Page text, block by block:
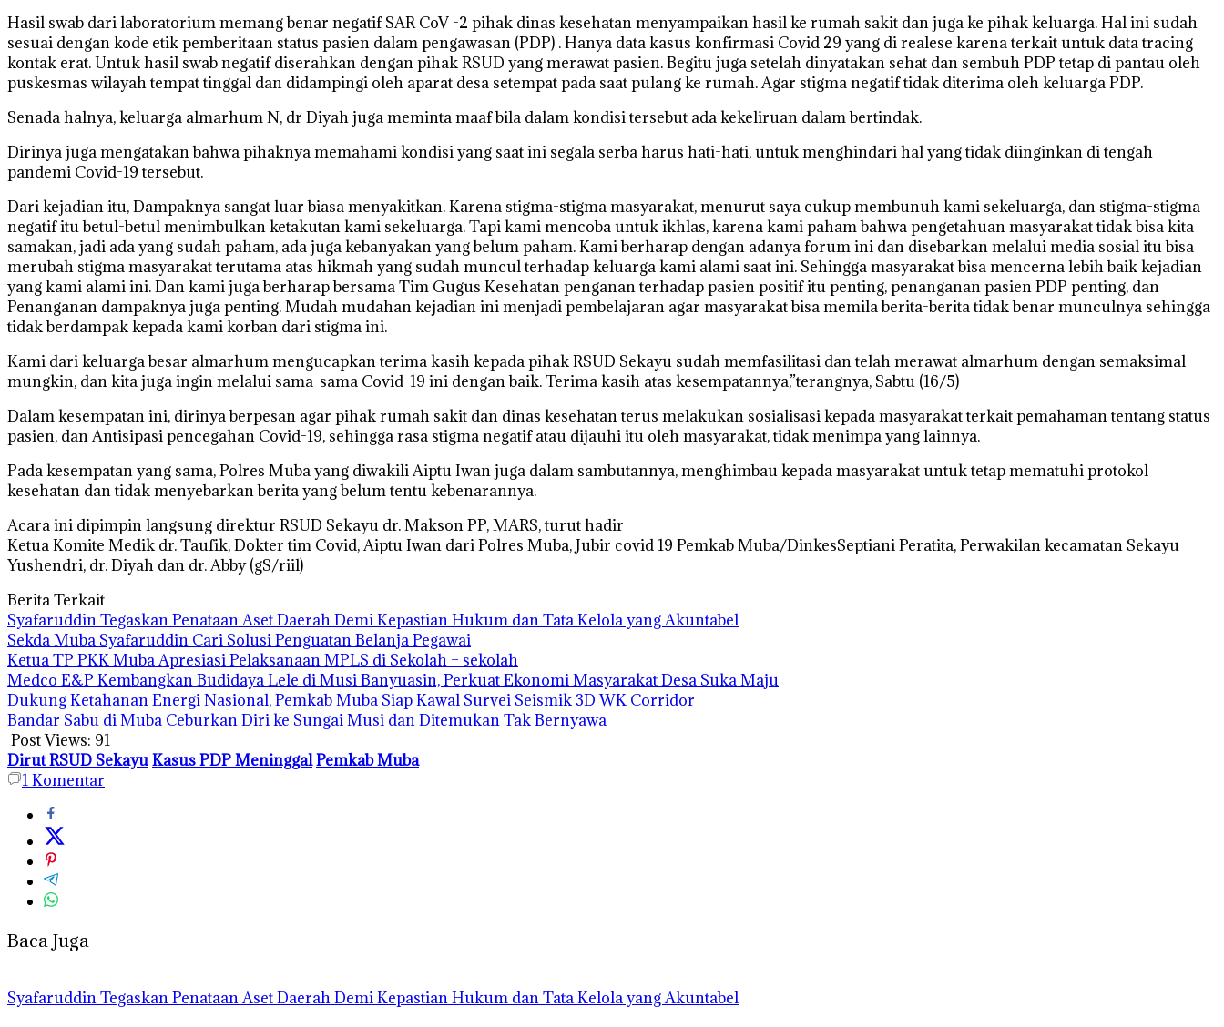
Hasil swab dari laboratorium memang benar negatif SAR CoV -2 pihak dinas kesehatan menyampaikan hasil ke rumah sakit dan juga ke pihak keluarga. Hal ini sudah
sesuai dengan kode etik pemberitaan status pasien dalam pengawasan (PDP) . Hanya data kasus konfirmasi Covid 29 yang di realese karena terkait untuk data tracing
kontak erat. Untuk hasil swab negatif diserahkan dengan pihak RSUD yang merawat pasien. Begitu juga setelah dinyatakan sehat dan sembuh PDP tetap di pantau oleh
puskesmas wilayah tempat tinggal dan didampingi oleh aparat desa setempat pada saat pulang ke rumah. Agar stigma negatif tidak diterima oleh keluarga PDP.
Senada halnya, keluarga almarhum N, dr Diyah juga meminta maaf bila dalam kondisi tersebut ada kekeliruan dalam bertindak.
Dirinya juga mengatakan bahwa pihaknya memahami kondisi yang saat ini segala serba harus hati-hati, untuk menghindari hal yang tidak diinginkan di tengah
pandemi Covid-19 tersebut.
Dari kejadian itu, Dampaknya sangat luar biasa menyakitkan. Karena stigma-stigma masyarakat, menurut saya cukup membunuh kami sekeluarga, dan stigma-stigma
negatif itu betul-betul menimbulkan ketakutan kami sekeluarga. Tapi kami mencoba untuk ikhlas, karena kami paham bahwa pengetahuan masyarakat tidak bisa kita
samakan, jadi ada yang sudah paham, ada juga kebanyakan yang belum paham. Kami berharap dengan adanya forum ini dan disebarkan melalui media sosial itu bisa
merubah stigma masyarakat terutama atas hikmah yang sudah muncul terhadap keluarga kami alami saat ini. Sehingga masyarakat bisa mencerna lebih baik kejadian
yang kami alami ini. Dan kami juga berharap bersama Tim Gugus Kesehatan penganan terhadap pasien positif itu penting, penanganan pasien PDP penting, dan
Penanganan dampaknya juga penting. Mudah mudahan kejadian ini menjadi pembelajaran agar masyarakat bisa memila berita-berita tidak benar munculnya sehingga
tidak berdampak kepada kami korban dari stigma ini.
Kami dari keluarga besar almarhum mengucapkan terima kasih kepada pihak RSUD Sekayu sudah memfasilitasi dan telah merawat almarhum dengan semaksimal
mungkin, dan kita juga ingin melalui sama-sama Covid-19 ini dengan baik. Terima kasih atas kesempatannya,”terangnya, Sabtu (16/5)
Dalam kesempatan ini, dirinya berpesan agar pihak rumah sakit dan dinas kesehatan terus melakukan sosialisasi kepada masyarakat terkait pemahaman tentang status
pasien, dan Antisipasi pencegahan Covid-19, sehingga rasa stigma negatif atau dijauhi itu oleh masyarakat, tidak menimpa yang lainnya.
Pada kesempatan yang sama, Polres Muba yang diwakili Aiptu Iwan juga dalam sambutannya, menghimbau kepada masyarakat untuk tetap mematuhi protokol
kesehatan dan tidak menyebarkan berita yang belum tentu kebenarannya.
Acara ini dipimpin langsung direktur RSUD Sekayu dr. Makson PP, MARS, turut hadir
Ketua Komite Medik dr. Taufik, Dokter tim Covid, Aiptu Iwan dari Polres Muba, Jubir covid 19 Pemkab Muba/DinkesSeptiani Peratita, Perwakilan kecamatan Sekayu
Yushendri, dr. Diyah dan dr. Abby (gS/riil)
Berita Terkait
Syafaruddin Tegaskan Penataan Aset Daerah Demi Kepastian Hukum dan Tata Kelola yang Akuntabel
Sekda Muba Syafaruddin Cari Solusi Penguatan Belanja Pegawai
Ketua TP PKK Muba Apresiasi Pelaksanaan MPLS di Sekolah – sekolah
Medco E&P Kembangkan Budidaya Lele di Musi Banyuasin, Perkuat Ekonomi Masyarakat Desa Suka Maju
Dukung Ketahanan Energi Nasional, Pemkab Muba Siap Kawal Survei Seismik 3D WK Corridor
Bandar Sabu di Muba Ceburkan Diri ke Sungai Musi dan Ditemukan Tak Bernyawa
Post Views: 91
Dirut RSUD SekayuKasus PDP MeninggalPemkab Muba
1Komentar
Baca Juga
Syafaruddin Tegaskan Penataan Aset Daerah Demi Kepastian Hukum dan Tata Kelola yang Akuntabel